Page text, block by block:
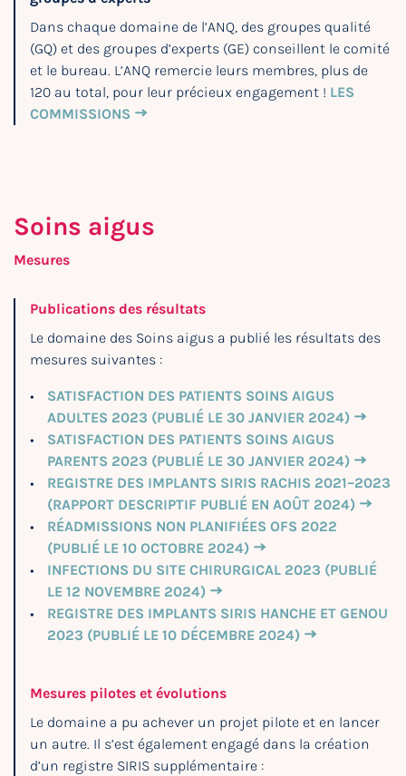
Dans chaque domaine de l’ANQ, des groupes qualité
(GQ) et des groupes d’experts (GE) conseillent le comité
et le bureau. L’ANQ remercie leurs membres, plus de
120 au total, pour leur précieux engagement ! LES
COMMISSIONS
Soins aigus
Mesures
Publications des résultats
Le domaine des Soins aigus a publié les résultats des
mesures suivantes :
SATISFACTION DES PATIENTS SOINS AIGUS
ADULTES 2023 (PUBLIÉ LE 30 JANVIER 2024)
SATISFACTION DES PATIENTS SOINS AIGUS
PARENTS 2023 (PUBLIÉ LE 30 JANVIER 2024)
REGISTRE DES IMPLANTS SIRIS RACHIS 2021–2023
(RAPPORT DESCRIPTIF PUBLIÉ EN AOÛT 2024)
RÉADMISSIONS NON PLANIFIÉES OFS 2022
(PUBLIÉ LE 10 OCTOBRE 2024)
INFECTIONS DU SITE CHIRURGICAL 2023 (PUBLIÉ
LE 12 NOVEMBRE 2024)
REGISTRE DES IMPLANTS SIRIS HANCHE ET GENOU
2023 (PUBLIÉ LE 10 DÉCEMBRE 2024)
Mesures pilotes et évolutions
Le domaine a pu achever un projet pilote et en lancer
un autre. Il s’est également engagé dans la création
d’un registre SIRIS supplémentaire :